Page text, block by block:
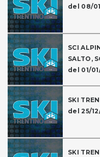
del 08/
SCI
SALTO,
del 01/
SKI
del 25/
SKI